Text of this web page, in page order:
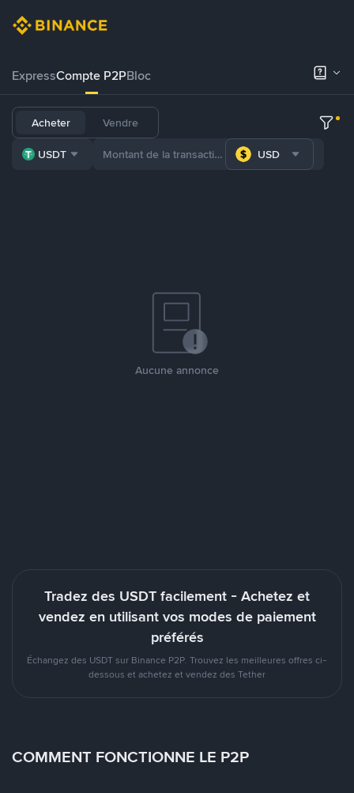
ExpressCompte P2PBloc
Acheter Vendre
USDT USD
Aucune annonce
Tradez des USDT facilement - Achetez et
vendez en utilisant vos modes de paiement
préférés
Échangez des USDT sur Binance P2P. Trouvez les meilleures offres ci-
dessous et achetez et vendez des Tether
COMMENT FONCTIONNE LE P2P